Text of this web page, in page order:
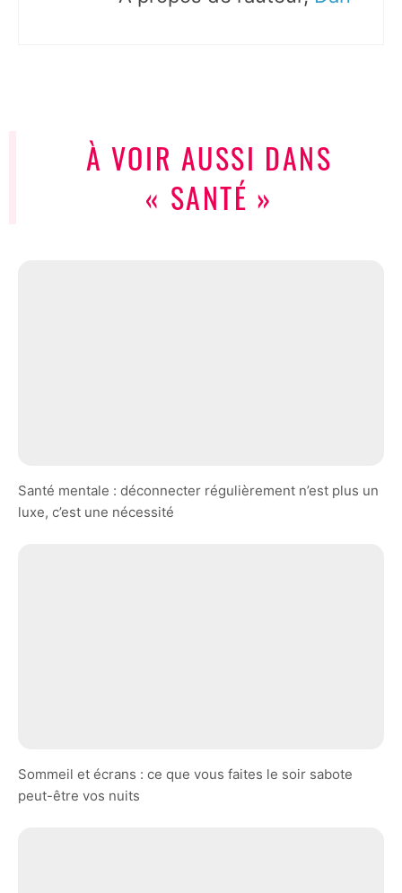
À VOIR AUSSI DANS
« SANTÉ »
Santé mentale : déconnecter régulièrement n’est plus un
luxe, c’est une nécessité
Sommeil et écrans : ce que vous faites le soir sabote
peut-être vos nuits